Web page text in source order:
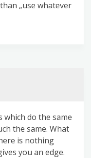
„use whatever
which do the same
the same. What
is nothing
you an edge.